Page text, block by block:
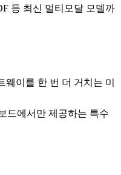
등 최신 멀티모달 모델까
이를 한 번 더 거치는 미
드에서만 제공하는 특수